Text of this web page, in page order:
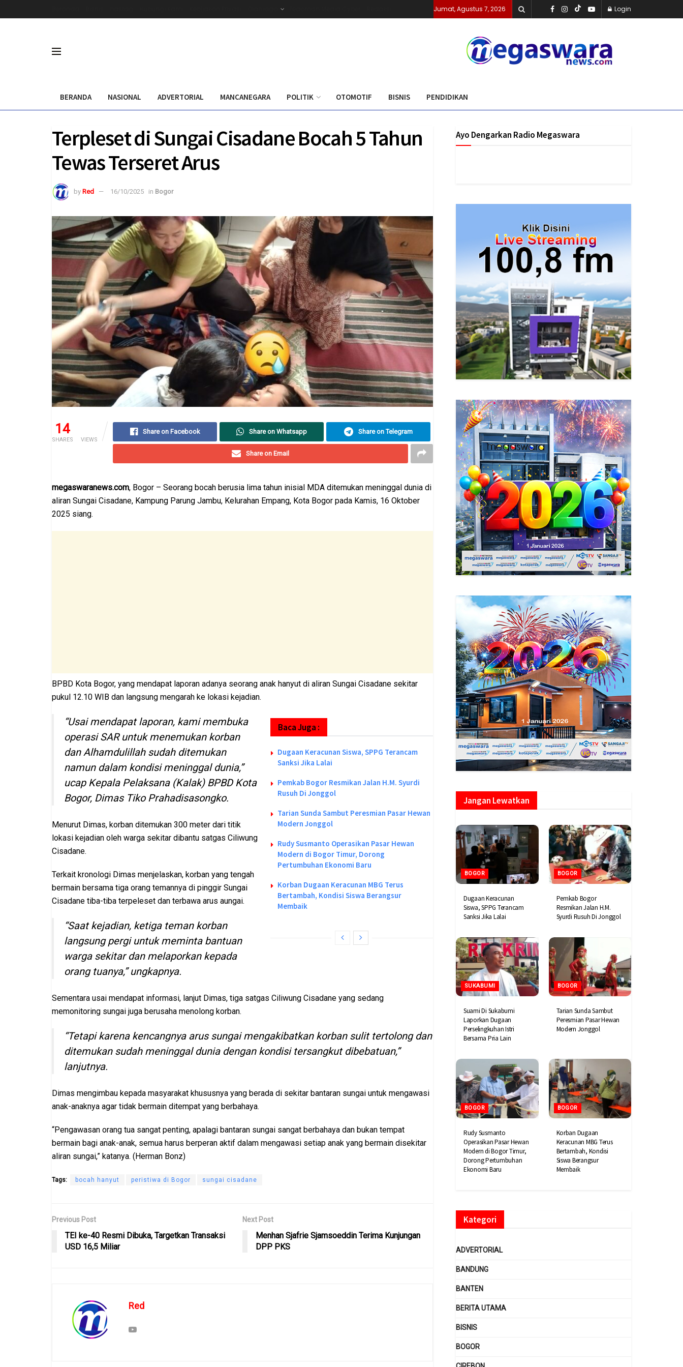
Jumat, Agustus 7, 2026 Login
BERANDA NASIONAL ADVERTORIAL MANCANEGARA POLITIK OTOMOTIF BISNIS PENDIDIKAN
Terpleset di Sungai Cisadane Bocah 5 Tahun
Tewas Terseret Arus
by Red 16/10/2025 in Bogor
14
SHARES VIEWS
Share on Facebook Share on Whatsapp Share on Telegram
Share on Email
megaswaranews.com, Bogor – Seorang bocah berusia lima tahun inisial MDA ditemukan meninggal dunia di
aliran Sungai Cisadane, Kampung Parung Jambu, Kelurahan Empang, Kota Bogor pada Kamis, 16 Oktober
2025 siang.
BPBD Kota Bogor, yang mendapat laporan adanya seorang anak hanyut di aliran Sungai Cisadane sekitar
pukul 12.10 WIB dan langsung mengarah ke lokasi kejadian.
Baca Juga :
Dugaan Keracunan Siswa, SPPG Terancam
Sanksi Jika Lalai
Pemkab Bogor Resmikan Jalan H.M. Syurdi
Rusuh Di Jonggol
Tarian Sunda Sambut Peresmian Pasar Hewan
Modern Jonggol
Rudy Susmanto Operasikan Pasar Hewan
Modern di Bogor Timur, Dorong
Pertumbuhan Ekonomi Baru
Korban Dugaan Keracunan MBG Terus
Bertambah, Kondisi Siswa Berangsur
Membaik
“Usai mendapat laporan, kami membuka
operasi SAR untuk menemukan korban
dan Alhamdulillah sudah ditemukan
namun dalam kondisi meninggal dunia,”
ucap Kepala Pelaksana (Kalak) BPBD Kota
Bogor, Dimas Tiko Prahadisasongko.
Menurut Dimas, korban ditemukan 300 meter dari titik
lokasi kejadian oleh warga sekitar dibantu satgas Ciliwung
Cisadane.
Terkait kronologi Dimas menjelaskan, korban yang tengah
bermain bersama tiga orang temannya di pinggir Sungai
Cisadane tiba-tiba terpeleset dan terbawa arus aungai.
“Saat kejadian, ketiga teman korban
langsung pergi untuk meminta bantuan
warga sekitar dan melaporkan kepada
orang tuanya,” ungkapnya.
Sementara usai mendapat informasi, lanjut Dimas, tiga satgas Ciliwung Cisadane yang sedang
memonitoring sungai juga berusaha menolong korban.
“Tetapi karena kencangnya arus sungai mengakibatkan korban sulit tertolong dan
ditemukan sudah meninggal dunia dengan kondisi tersangkut dibebatuan,”
lanjutnya.
Dimas mengimbau kepada masyarakat khususnya yang berada di sekitar bantaran sungai untuk mengawasi
anak-anaknya agar tidak bermain ditempat yang berbahaya.
“Pengawasan orang tua sangat penting, apalagi bantaran sungai sangat berbahaya dan bukan tempat
bermain bagi anak-anak, semua harus berperan aktif dalam mengawasi setiap anak yang bermain disekitar
aliran sungai,” katanya. (Herman Bonz)
Tags: bocah hanyut peristiwa di Bogor sungai cisadane
Previous Post
TEI ke-40 Resmi Dibuka, Targetkan Transaksi
USD 16,5 Miliar
Next Post
Menhan Sjafrie Sjamsoeddin Terima Kunjungan
DPP PKS
Red
Ayo Dengarkan Radio Megaswara
Jangan Lewatkan
BOGOR
Dugaan Keracunan
Siswa, SPPG Terancam
Sanksi Jika Lalai
BOGOR
Pemkab Bogor
Resmikan Jalan H.M.
Syurdi Rusuh Di Jonggol
SUKABUMI
Suami Di Sukabumi
Laporkan Dugaan
Perselingkuhan Istri
Bersama Pria Lain
BOGOR
Tarian Sunda Sambut
Peresmian Pasar Hewan
Modern Jonggol
BOGOR
Rudy Susmanto
Operasikan Pasar Hewan
Modern di Bogor Timur,
Dorong Pertumbuhan
Ekonomi Baru
BOGOR
Korban Dugaan
Keracunan MBG Terus
Bertambah, Kondisi
Siswa Berangsur
Membaik
Kategori
ADVERTORIAL
BANDUNG
BANTEN
BERITA UTAMA
BISNIS
BOGOR